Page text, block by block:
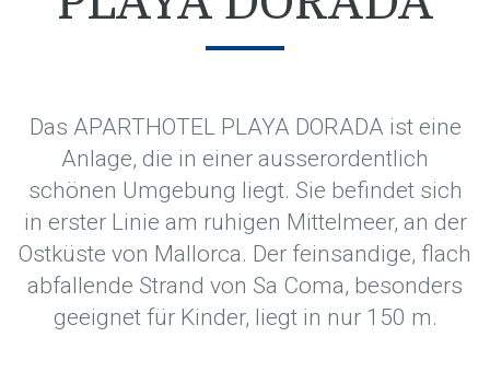
Das APARTHOTEL PLAYA DORADA ist eine
Anlage, die in einer ausserordentlich
schönen Umgebung liegt. Sie befindet sich
in erster Linie am ruhigen Mittelmeer, an der
Ostküste von Mallorca. Der feinsandige, flach
abfallende Strand von Sa Coma, besonders
geeignet für Kinder, liegt in nur 150 m.